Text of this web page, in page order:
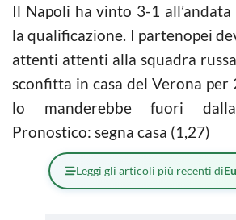
Il Napoli ha vinto 3-1
la qualificazione. I partenopei
attenti attenti alla squadra
sconfitta in casa del Verona
lo manderebbe fuori dalla
Pronostico: segna casa (1,27)
Leggi gli articoli più recenti di